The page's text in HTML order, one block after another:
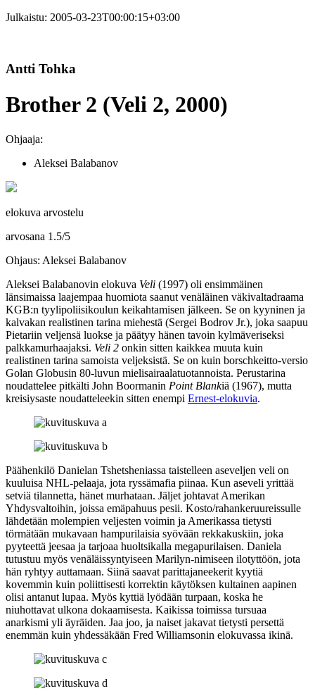
Julkaistu: 2005-03-23T00:00:15+03:00
Antti Tohka
Brother 2 (Veli 2, 2000)
Ohjaaja:
Aleksei Balabanov
elokuva arvostelu
arvosana 1.5/5
Ohjaus: Aleksei Balabanov
Aleksei Balabanovin elokuva Veli (1997) oli ensimmäinen
länsimaissa laajempaa huomiota saanut venäläinen väkivaltadraama
KGB:n tyylipoliisikoulun keikahtamisen jälkeen. Se on kyyninen ja
kalvakan realistinen tarina miehestä (Sergei Bodrov Jr.), joka saapuu
Pietariin veljensä luokse ja päätyy hänen tavoin kylmäveriseksi
palkkamurhaajaksi. Veli 2 onkin sitten kaikkea muuta kuin
realistinen tarina samoista veljeksistä. Se on kuin borschkeitto-versio
Golan Globusin 80‑luvun mielisairaalatuotannoista. Perustarina
noudattelee pitkälti John Boormanin Point Blankiä (1967), mutta
kreisiysaste noudatteleekin sitten enempi Ernest-elokuvia.
Päähenkilö Danielan Tshetsheniassa taistelleen aseveljen veli on
kuuluisa NHL‑pelaaja, jota ryssämafia piinaa. Kun aseveli yrittää
setviä tilannetta, hänet murhataan. Jäljet johtavat Amerikan
Yhdysvaltoihin, joissa emäpahuus pesii. Kosto/rahankeruureissulle
lähdetään molempien veljesten voimin ja Amerikassa tietysti
törmätään mukavaan hampurilaisia syövään rekkakuskiin, joka
pyyteettä jeesaa ja tarjoaa huoltsikalla megapurilaisen. Daniela
tutustuu myös venäläissyntyiseen Marilyn-nimiseen ilotyttöön, jota
hän ryhtyy auttamaan. Siinä saavat parittajaneekerit kyytiä
kovemmin kuin poliittisesti korrektin käytöksen kultainen aapinen
olisi antanut lupaa. Myös kyttiä lyödään turpaan, koska he
niuhottavat ulkona dokaamisesta. Kaikissa toimissa tursuaa
anarkismi yli äyräiden. Jaa joo, ja naiset jakavat tietysti persettä
enemmän kuin yhdessäkään Fred Williamsonin elokuvassa ikinä.